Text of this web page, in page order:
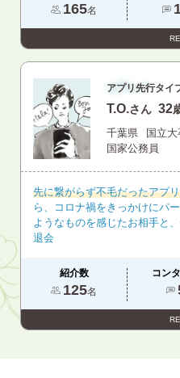
165名
アプリ先行タイ
T.O.さん 32
千葉県
国立大
国家公務員
先に繋がらず不毛だったアプ
ら、コロナ禍をきっかけにパ
ようなものを感じたお相手と
退会
紹介数
125名
コン